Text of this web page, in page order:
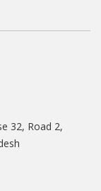
32, Road 2,